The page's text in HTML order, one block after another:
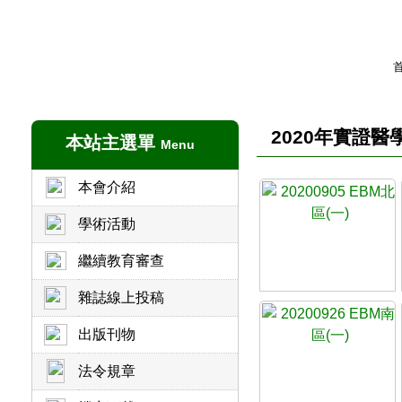
本站主選單 Menu
本會介紹
學術活動
繼續教育審查
雜誌線上投稿
出版刊物
法令規章
2020年實證醫